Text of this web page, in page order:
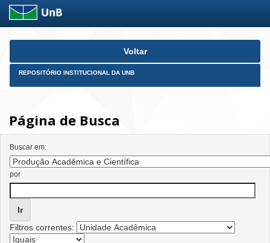
Skip
Voltar
REPOSITÓRIO INSTITUCIONAL DA UNB
Página de Busca
Buscar em:
por
Filtros correntes: